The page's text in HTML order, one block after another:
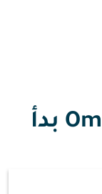
سريلانكا على Oman Air بدأ